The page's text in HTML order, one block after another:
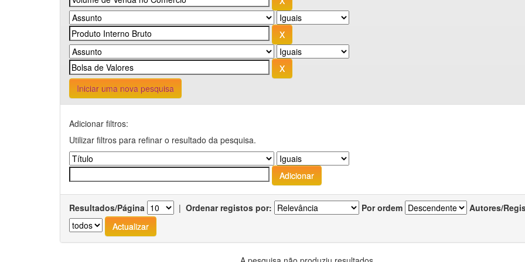
Iniciar uma nova pesquisa
Adicionar filtros:
Utilizar filtros para refinar o resultado da pesquisa.
Resultados/Página | Ordenar registos por: Por ordem Autores/